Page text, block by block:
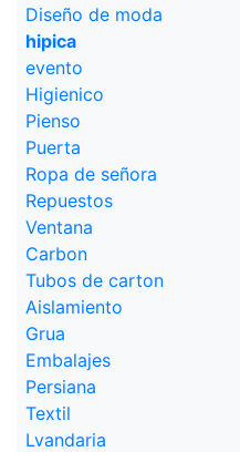
Diseño de moda
hipica
evento
Higienico
Pienso
Puerta
Ropa de señora
Repuestos
Ventana
Carbon
Tubos de carton
Aislamiento
Grua
Embalajes
Persiana
Textil
Lvandaria